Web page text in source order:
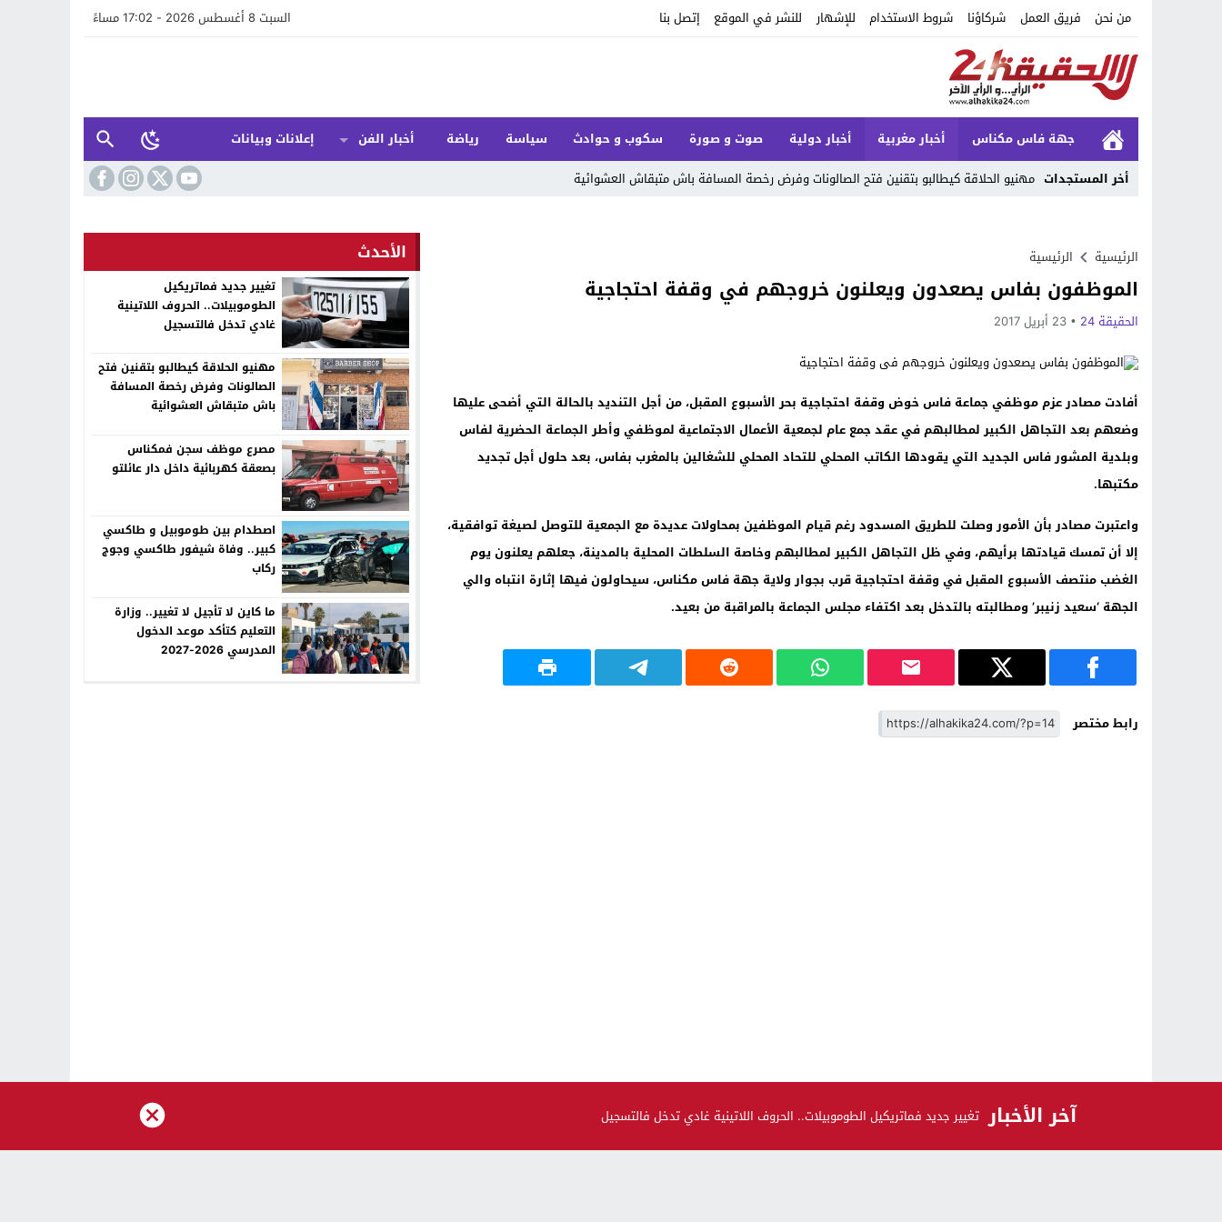
من نحن فريق العمل شركاؤنا شروط الاستخدام للإشهار للنشر في الموقع إتصل بنا السبت 8 أغسطس 2026 - 17:02 مساءً
جهة فاس مكناس أخبار مغربية أخبار دولية صوت و صورة سكوب و حوادث سياسة رياضة أخبار الفن
إعلانات وبيانات
أخر المستجدات _
Previous
Next
الرئيسية الرئيسية
الموظفون بفاس يصعدون ويعلنون خروجهم في وقفة احتجاجية
الحقيقة 24 23 أبريل 2017
أفادت مصادر عزم موظفي جماعة فاس خوض وقفة احتجاجية بحر الأسبوع المقبل، من أجل التنديد بالحالة التي أضحى عليها
وضعهم بعد التجاهل الكبير لمطالبهم في عقد جمع عام لجمعية الأعمال الاجتماعية لموظفي وأطر الجماعة الحضرية لفاس
وبلدية المشور فاس الجديد التي يقودها الكاتب المحلي للتحاد المحلي للشغالين بالمغرب بفاس، بعد حلول أجل تجديد
مكتبها.
واعتبرت مصادر بأن الأمور وصلت للطريق المسدود رغم قيام الموظفين بمحاولات عديدة مع الجمعية للتوصل لصيغة توافقية،
إلا أن تمسك قيادتها برأيهم، وفي ظل التجاهل الكبير لمطالبهم وخاصة السلطات المحلية بالمدينة، جعلهم يعلنون يوم
الغضب منتصف الأسبوع المقبل في وقفة احتجاجية قرب بجوار ولاية جهة فاس مكناس، سيحاولون فيها إثارة انتباه والي
الجهة ‘سعيد زنيبر’ ومطالبته بالتدخل بعد اكتفاء مجلس الجماعة بالمراقبة من بعيد.
رابط مختصر
الأحدث
تغيير جديد فماتريكيل
الطوموبيلات.. الحروف اللاتينية
غادي تدخل فالتسجيل
مهنيو الحلاقة كيطالبو بتقنين فتح
الصالونات وفرض رخصة المسافة
باش متبقاش العشوائية
مصرع موظف سجن فمكناس
بصعقة كهربائية داخل دار عائلتو
اصطدام بين طوموبيل و طاكسي
كبير.. وفاة شيفور طاكسي وجوج
ركاب
ما كاين لا تأجيل لا تغيير.. وزارة
التعليم كتأكد موعد الدخول
المدرسي 2026-2027
صحة و جمال
آخر الأخبار تغيير جديد فماتريكيل الطوموبيلات.. الحروف اللاتينية غادي تدخل فالتسجيل